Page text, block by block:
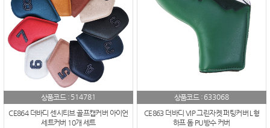
상품코드 : 514781
CE864 더바디 센시티브 골프캡커버 아이언
세트커버 10개 세트
상품코드 : 633068
CE863 더바디 VIP 그린자켓 퍼팅커버 L형
하프 돔 PU방수 커버